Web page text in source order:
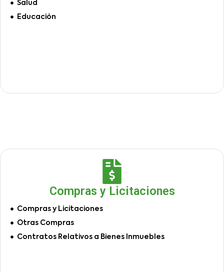
Salud
Educación
Compras y Licitaciones
Compras y Licitaciones
Otras Compras
Contratos Relativos a Bienes Inmuebles